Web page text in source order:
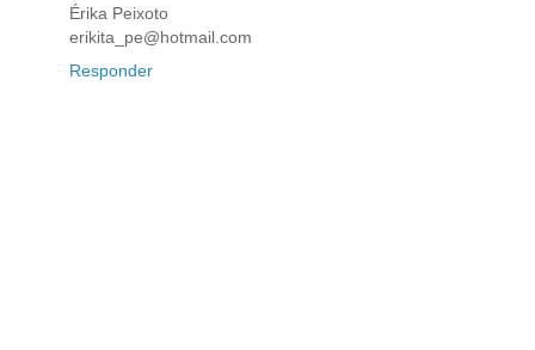
Érika Peixoto
erikita_pe@hotmail.com
Responder